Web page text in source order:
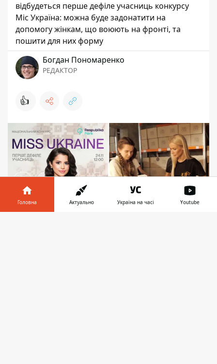
відбудеться перше дефіле учасниць конкурсу
Міс Україна: можна буде задонатити на
допомогу жінкам, що воюють на фронті, та
пошити для них форму
Богдан Пономаренко
РЕДАКТОР
👍
Головна Актуально Україна на часі Youtube